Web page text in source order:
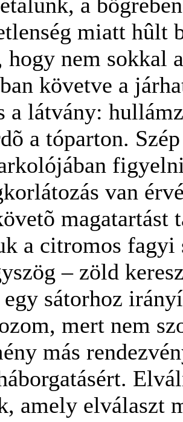
miatt hûlt
hogy nem sokkal
követve a
a látvány:
a tóparton.
van
a citromos fagyi
– zöld
sátorhoz
mert nem
más
amely elválaszt